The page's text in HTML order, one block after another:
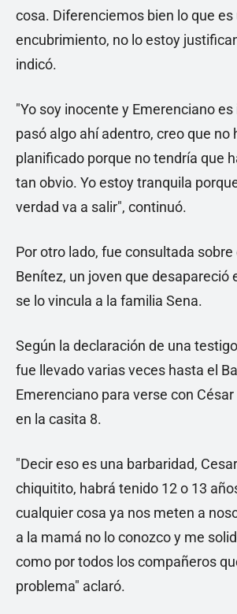
cosa. Diferenciemos bien lo que es
encubrimiento, no lo estoy
indicó.
"Yo soy inocente y Emerenciano
pasó algo ahí adentro, creo que no
planificado porque no tendría que
tan obvio. Yo estoy tranquila
verdad va a salir", continuó.
Por otro lado, fue consultada sobre
Benítez, un joven que desapareció
se lo vincula a la familia Sena.
Según la declaración de una
fue llevado varias veces hasta el
Emerenciano para verse con
en la casita 8.
"Decir eso es una barbaridad,
chiquitito, habrá tenido 12 o 13
cualquier cosa ya nos meten a
a la mamá no lo conozco y me
como por todos los compañeros
problema" aclaró.